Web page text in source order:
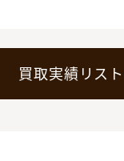
買取実績リスト